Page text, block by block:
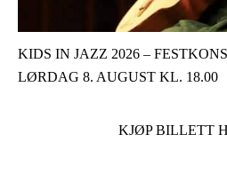
KIDS IN JAZZ 2026 –
LØRDAG 8. AUGUST KL. 18.00
KJØP BILLETT